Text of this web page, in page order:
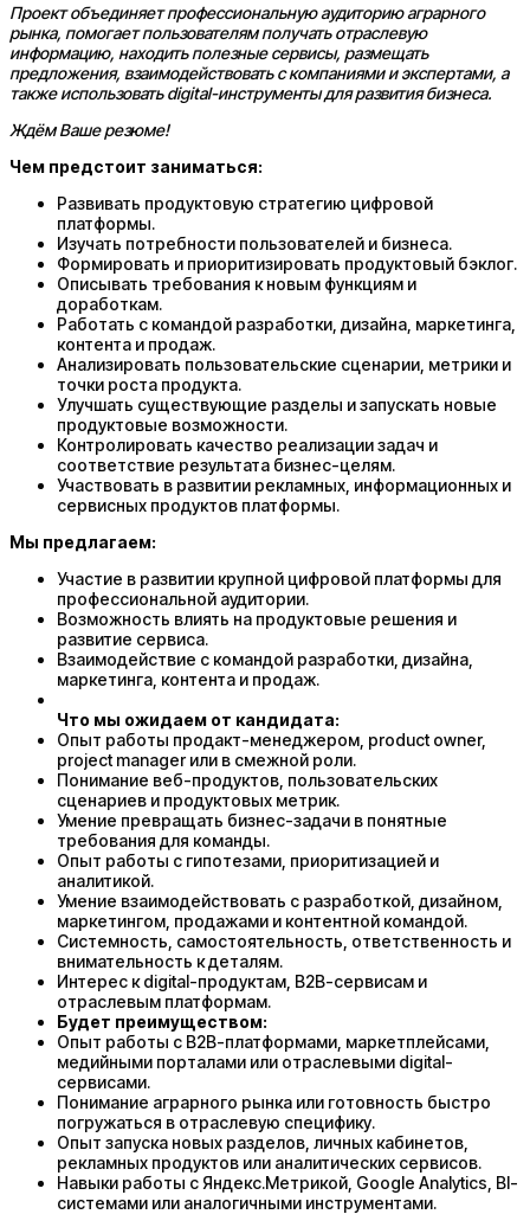
Проект объединяет профессиональную аудиторию аграрного
рынка, помогает пользователям получать отраслевую
информацию, находить полезные сервисы, размещать
предложения, взаимодействовать с компаниями и экспертами, а
также использовать digital-инструменты для развития бизнеса.
Ждём Ваше резюме!
Чем предстоит заниматься:
Развивать продуктовую стратегию цифровой
платформы.
Изучать потребности пользователей и бизнеса.
Формировать и приоритизировать продуктовый бэклог.
Описывать требования к новым функциям и
доработкам.
Работать с командой разработки, дизайна, маркетинга,
контента и продаж.
Анализировать пользовательские сценарии, метрики и
точки роста продукта.
Улучшать существующие разделы и запускать новые
продуктовые возможности.
Контролировать качество реализации задач и
соответствие результата бизнес-целям.
Участвовать в развитии рекламных, информационных и
сервисных продуктов платформы.​​​
Мы предлагаем:
Участие в развитии крупной цифровой платформы для
профессиональной аудитории.
Возможность влиять на продуктовые решения и
развитие сервиса.
Взаимодействие с командой разработки, дизайна,
маркетинга, контента и продаж.
Что мы ожидаем от кандидата:
Опыт работы продакт-менеджером, product owner,
project manager или в смежной роли.
Понимание веб-продуктов, пользовательских
сценариев и продуктовых метрик.
Умение превращать бизнес-задачи в понятные
требования для команды.
Опыт работы с гипотезами, приоритизацией и
аналитикой.
Умение взаимодействовать с разработкой, дизайном,
маркетингом, продажами и контентной командой.
Системность, самостоятельность, ответственность и
внимательность к деталям.
Интерес к digital-продуктам, B2B-сервисам и
отраслевым платформам.
Будет преимуществом:
Опыт работы с B2B-платформами, маркетплейсами,
медийными порталами или отраслевыми digital-
сервисами.
Понимание аграрного рынка или готовность быстро
погружаться в отраслевую специфику.
Опыт запуска новых разделов, личных кабинетов,
рекламных продуктов или аналитических сервисов.
Навыки работы с Яндекс.Метрикой, Google Analytics, BI-
системами или аналогичными инструментами.